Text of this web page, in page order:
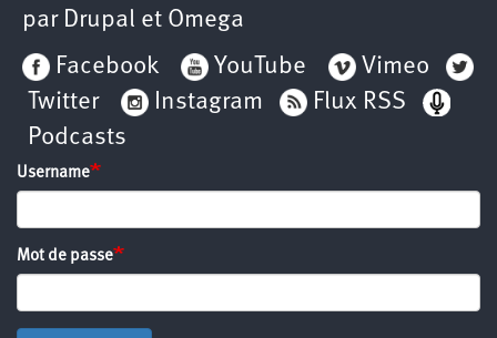
par Drupal et Omega
Facebook
YouTube
Vimeo
Twitter
Instagram
Flux RSS
Podcasts
Username
Mot de passe